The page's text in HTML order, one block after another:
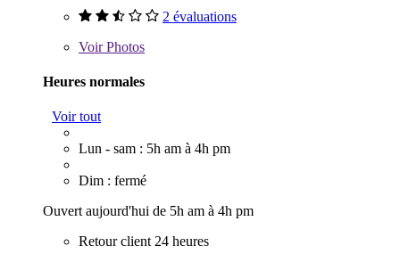
2 évaluations
VoirPhotos
Heures normales
Voir tout
Lun - sam : 5h am à 4h pm
Dim : fermé
Ouvert aujourd'hui de 5h am à 4h pm
Retour client 24 heures